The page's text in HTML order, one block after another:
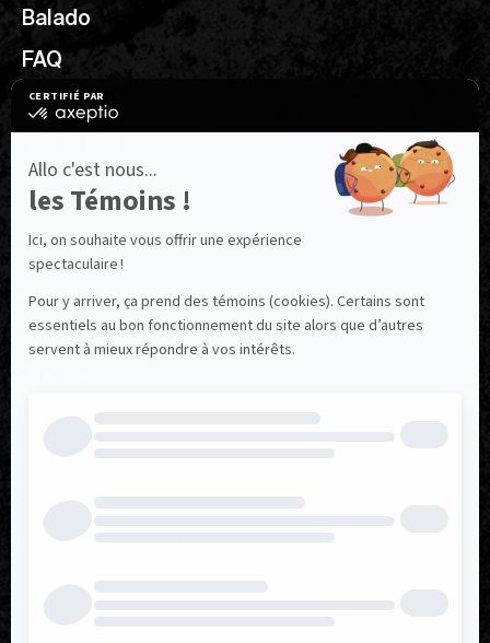
Balado
FAQ
Ressources utiles
Nous joindre
NOUS SUIVRE
Facebook
Instagram